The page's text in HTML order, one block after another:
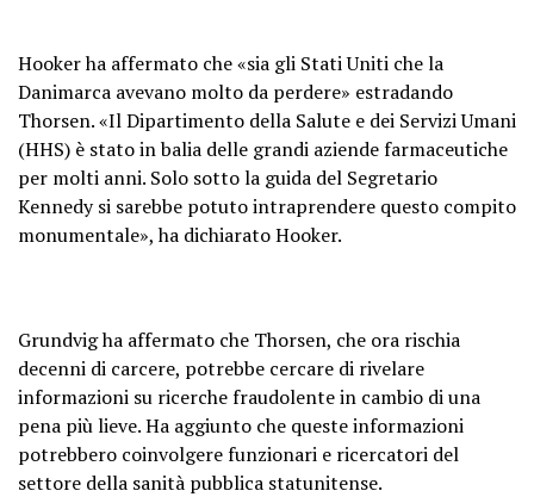
Hooker ha affermato che «sia gli Stati Uniti che la
Danimarca avevano molto da perdere» estradando
Thorsen. «Il Dipartimento della Salute e dei Servizi Umani
(HHS) è stato in balia delle grandi aziende farmaceutiche
per molti anni. Solo sotto la guida del Segretario
Kennedy si sarebbe potuto intraprendere questo compito
monumentale», ha dichiarato Hooker.
Grundvig ha affermato che Thorsen, che ora rischia
decenni di carcere, potrebbe cercare di rivelare
informazioni su ricerche fraudolente in cambio di una
pena più lieve. Ha aggiunto che queste informazioni
potrebbero coinvolgere funzionari e ricercatori del
settore della sanità pubblica statunitense.